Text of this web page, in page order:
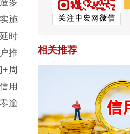
多
施
时
推
周
用
逾
相关推荐